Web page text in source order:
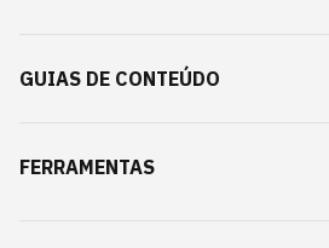
GUIAS DE CONTEÚDO
FERRAMENTAS